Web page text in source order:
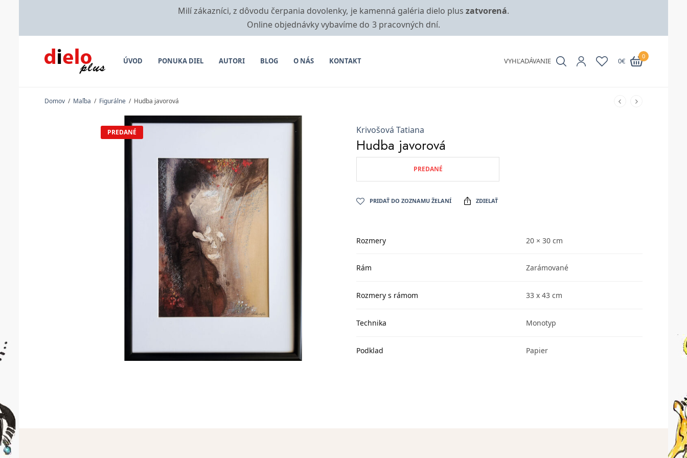
Milí zákazníci, z dôvodu čerpania dovolenky, je kamenná galéria dielo plus zatvorená.
Online objednávky vybavíme do 3 pracovných dní.
ÚVOD PONUKA DIEL AUTORI BLOG O NÁS KONTAKT VYHĽADÁVANIE 0€
0
Domov / Maľba / Figurálne / Hudba javorová
PREDANÉ Krivošová Tatiana
Hudba javorová
PREDANÉ
PRIDAŤ DO ZOZNAMU ŽELANÍ ZDIELAŤ
Rozmery 20 × 30 cm
Rám Zarámované
Rozmery s rámom 33 x 43 cm
Technika Monotyp
Podklad Papier